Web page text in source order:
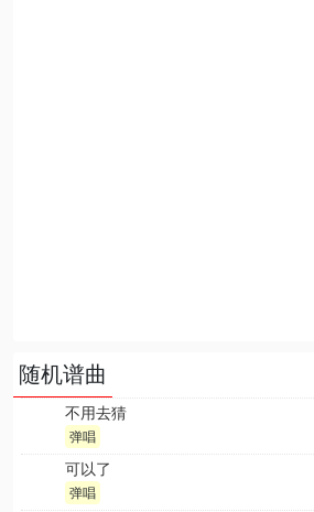
随机谱曲
不用去猜
弹唱
可以了
弹唱